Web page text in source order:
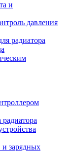
и
давления
радиатора
радиатора
и зарядных